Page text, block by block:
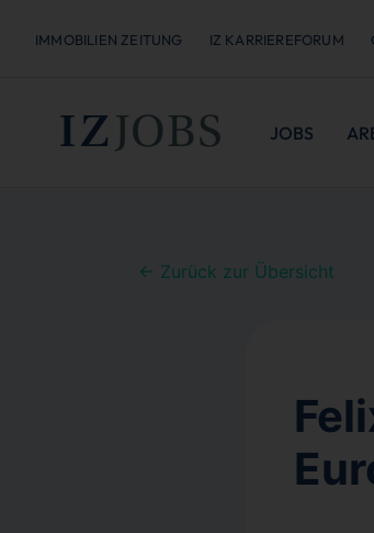
IMMOBILIEN ZEITUNG IZ KARRIEREFORUM
JOBS
← Zurück zur Übersicht